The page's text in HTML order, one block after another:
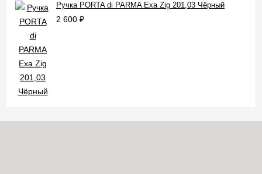
Ручка PORTA di PARMA Exa Zig 201,03 Чёрный
2 600 ₽